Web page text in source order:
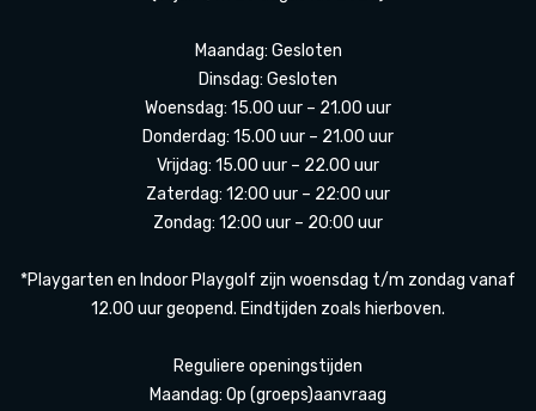
Maandag: Gesloten
Dinsdag: Gesloten
Woensdag: 15.00 uur – 21.00 uur
Donderdag: 15.00 uur – 21.00 uur
Vrijdag: 15.00 uur – 22.00 uur
Zaterdag: 12:00 uur – 22:00 uur
Zondag: 12:00 uur – 20:00 uur
*Playgarten en Indoor Playgolf zijn woensdag t/m zondag vanaf
12.00 uur geopend. Eindtijden zoals hierboven.
Reguliere openingstijden
Maandag: Op (groeps)aanvraag